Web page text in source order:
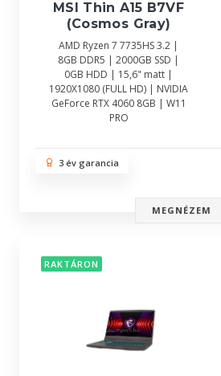
MSI Thin A15 B7VF
(Cosmos Gray)
AMD Ryzen 7 7735HS 3.2 |
8GB DDR5 | 2000GB SSD |
0GB HDD | 15,6" matt |
1920X1080 (FULL HD) | NVIDIA
GeForce RTX 4060 8GB | W11
PRO
3 év garancia
MEGNÉZEM
RAKTÁRON